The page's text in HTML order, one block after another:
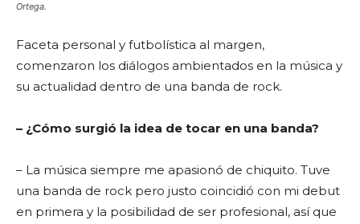
Ortega.
Faceta personal y futbolística al margen,
comenzaron los diálogos ambientados en la música y
su actualidad dentro de una banda de rock.
– ¿Cómo surgió la idea de tocar en una banda?
– La música siempre me apasionó de chiquito. Tuve
una banda de rock pero justo coincidió con mi debut
en primera y la posibilidad de ser profesional, así que